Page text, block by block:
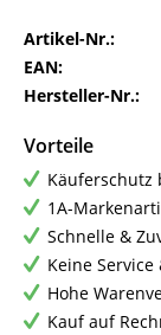
Artikel-Nr.:
EAN:
Hersteller-Nr.:
Vorteile
Käuferschutz
1A-
Schnelle &
Keine
Hohe
Kauf auf